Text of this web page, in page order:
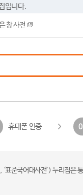
입니다.
창 사전
휴대폰 인증
표준국어대사전’) 누리집